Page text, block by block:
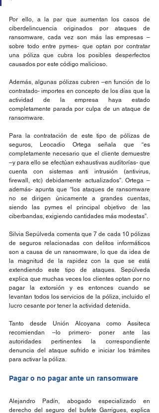
Por ello, a la par que aumentan los casos de
ciberdelincuencia originados por ataques de
ransomware, cada vez son más las empresas –
sobre todo entre pymes- que optan por contratar
una póliza que cubra los posibles desperfectos
causados por este código malicioso.
Además, algunas pólizas cubren –en función de lo
contratado- importes en concepto de los días que la
actividad de la empresa haya estado
completamente parada por culpa de un ataque de
ransomware.
Para la contratación de este tipo de pólizas de
seguros, Leocadio Ortega señala que “es
completamente necesario que el cliente demuestre
–y para ello se efectúan exhaustivas auditorías- que
cuenta con sistemas anti intrusión (antivirus,
firewall, etc) debidamente actualizados”. Ortega –
además- apunta que “los ataques de ransomware
no se dirigen únicamente a grandes cuentas,
siendo las pymes el principal objetivo de las
ciberbandas, exigiendo cantidades más modestas”.
Silvia Sepúlveda comenta que 7 de cada 10 pólizas
de seguros relacionadas con delitos informáticos
son a causa de un ransomware, lo que da idea de
la magnitud de la rapidez con la que se está
extendiendo este tipo de ataques. Sepúlveda
explica que muchas veces los clientes optan por no
pagar la extorsión y es entonces cuando se
levantan todos los servicios de la póliza, incluido el
lucro cesante por tener la actividad detenida.
Tanto desde Unión Alcoyana como Assiteca
recomiendan –lo primero- poner ante las
autoridades pertinentes la correspondiente
denuncia del ataque sufrido e iniciar los trámites
para activar la póliza.
Pagar o no pagar ante un ransomware
Alejandro Padín, abogado especializado en
derecho del seguro del bufete Garrigues, explica